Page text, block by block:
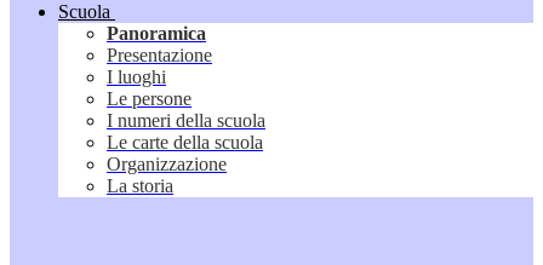
Scuola
Panoramica
Presentazione
I luoghi
Le persone
I numeri della scuola
Le carte della scuola
Organizzazione
La storia